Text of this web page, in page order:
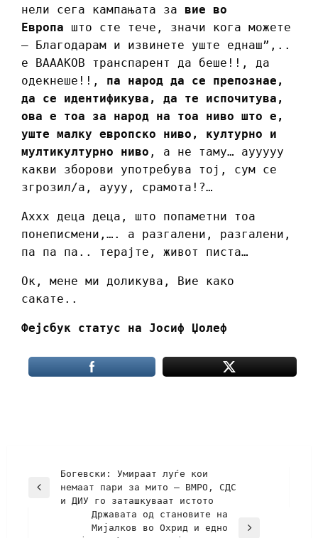
нели сега кампањата за вие во
Европа што сте тече, значи кога можете
– Благодарам и извинете уште еднаш”,..
е ВАААКОВ транспарент да беше!!, да
одекнеше!!, па народ да се препознае,
да се идентификува, да те испочитува,
ова е тоа за народ на тоа ниво што е,
уште малку европско ниво, културно и
мултикултурно ниво , а не таму… аууууу
какви зборови употребува тој, сум се
згрозил/а, аууу, срамота!?…
Аххх деца деца, што попаметни тоа
понеписмени,…. а разгалени, разгалени,
па па па.. терајте, живот писта…
Ок, мене ми доликува, Вие како
сакате..
Фејсбук статус на Јосиф Џолеф
Богевски: Умираат луѓе кои
немаат пари за мито – ВМРО, СДС
и ДИУ го заташкуваат истото
Државата од становите на
Мијалков во Охрид и едно